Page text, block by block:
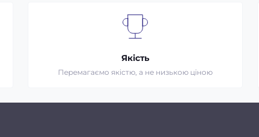
Якість
Перемагаємо якістю, а не низькою ціною